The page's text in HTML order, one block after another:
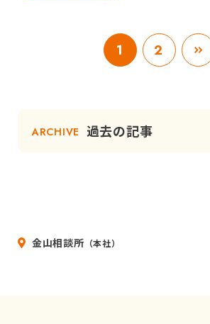
1 2
ARCHIVE 過去の記事
金山相談所 （本社）